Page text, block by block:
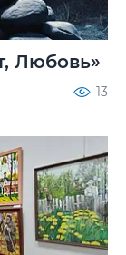
Любовь»
13